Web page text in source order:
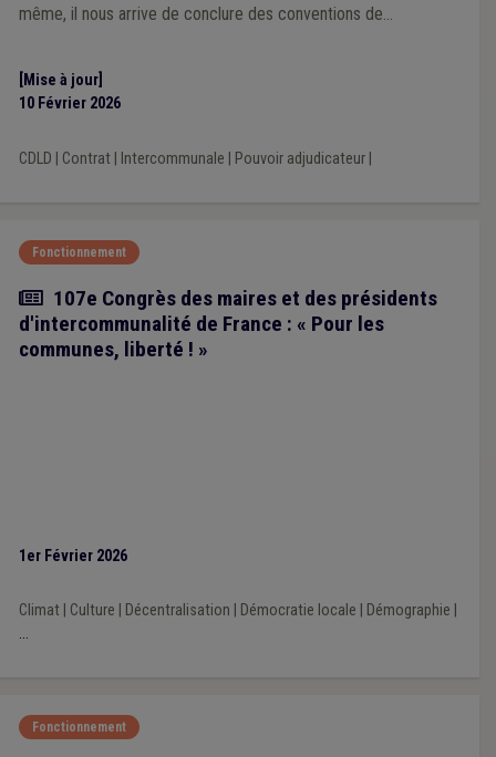
même, il nous arrive de conclure des conventions de
également fréquent pour la commune/le CPAS de passer
commande de services exclus du champ d’application de la
compétent pour prendre ces décisions ?
[Mise à jour]
10 Février 2026
CDLD Contrat| Intercommunale Pouvoir adjudicateur|
Fonctionnement
Article
107e Congrès des maires et des présidents
d'intercommunalité de France : « Pour les
communes, liberté ! »
1er Février 2026
Climat| Culture Décentralisation Démocratie locale Démographie
...
Fonctionnement